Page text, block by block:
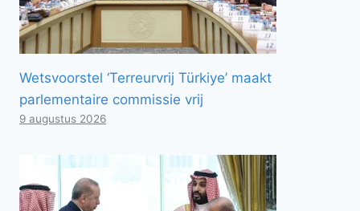
Wetsvoorstel ‘Terreurvrij Türkiye’ maakt
parlementaire commissie vrij
9 augustus 2026